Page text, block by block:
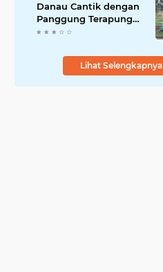
Danau Cantik dengan
Panggung Terapung
yang Cocok Jadi
Pekan
Lihat Selengkapnya